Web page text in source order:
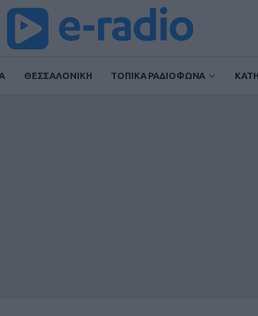
ΘΕΣΣΑΛΟΝΙΚΗ ΤΟΠΙΚΑ ΡΑΔΙΟΦΩΝΑ